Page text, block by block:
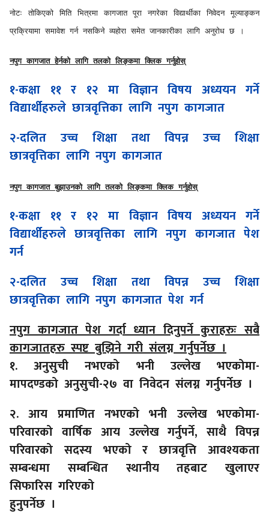
नोटः तोकिएको मिति भित्रमा कागजात पूरा नगरेका विद्यार्थीका निवेदन मूल्याङ्कन
प्रक्रियामा समावेश गर्न नसकिने व्यहोरा समेत जानकारीका लागि अनुरोध छ ।
नपुग कागजात हेर्नको लागि तलको लिङ्कमा क्लिक गर्नुहोस्
१-कक्षा ११ र १२ मा विज्ञान विषय अध्ययन गर्ने
विद्यार्थीहरुले छात्रवृत्तिका लागि नपुग कागजात
२-दलित उच्च शिक्षा तथा विपन्न उच्च शिक्षा
छात्रवृत्तिका लागि नपुग कागजात
नपुग कागजात बुझाउनको लागि तलको लिङ्कमा क्लिक गर्नुहोस्
१-कक्षा ११ र १२ मा विज्ञान विषय अध्ययन गर्ने
विद्यार्थीहरुले छात्रवृत्तिका लागि नपुग कागजात पेश
गर्न
२-दलित उच्च शिक्षा तथा विपन्न उच्च शिक्षा
छात्रवृत्तिका लागि नपुग कागजात पेश गर्न
नपुग कागजात पेश गर्दा ध्यान दिनुपर्ने कुराहरुः सबै
कागजातहरु स्पष्ट बुझिने गरी संलग्न गर्नुपर्नेछ ।
१. अनुसुची नभएको भनी उल्लेख भएकोमा-
मापदण्डको अनुसुची-२७ वा निवेदन संलग्न गर्नुपर्नेछ ।
२. आय प्रमाणित नभएको भनी उल्लेख भएकोमा-
परिवारको वार्षिक आय उल्लेख गर्नुपर्ने, साथै विपन्न
परिवारको सदस्य भएको र छात्रवृत्ति आवश्यकता
सम्बन्धमा सम्बन्धित स्थानीय तहबाट खुलाएर
सिफारिस गरिएको
हुनुपर्नेछ ।